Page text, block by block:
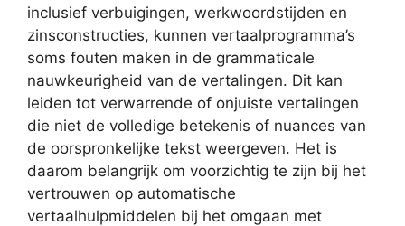
inclusief verbuigingen, werkwoordstijden en
zinsconstructies, kunnen vertaalprogramma’s
soms fouten maken in de grammaticale
nauwkeurigheid van de vertalingen. Dit kan
leiden tot verwarrende of onjuiste vertalingen
die niet de volledige betekenis of nuances van
de oorspronkelijke tekst weergeven. Het is
daarom belangrijk om voorzichtig te zijn bij het
vertrouwen op automatische
vertaalhulpmiddelen bij het omgaan met